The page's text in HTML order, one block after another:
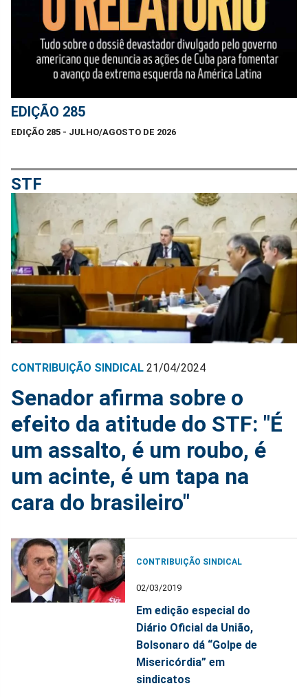
EDIÇÃO 285
EDIÇÃO 285 - JULHO/AGOSTO DE 2026
STF
CONTRIBUIÇÃO SINDICAL 21/04/2024
Senador afirma sobre o
efeito da atitude do STF: "É
um assalto, é um roubo, é
um acinte, é um tapa na
cara do brasileiro"
CONTRIBUIÇÃO SINDICAL
02/03/2019
Em edição especial do
Diário Oficial da União,
Bolsonaro dá “Golpe de
Misericórdia” em
sindicatos